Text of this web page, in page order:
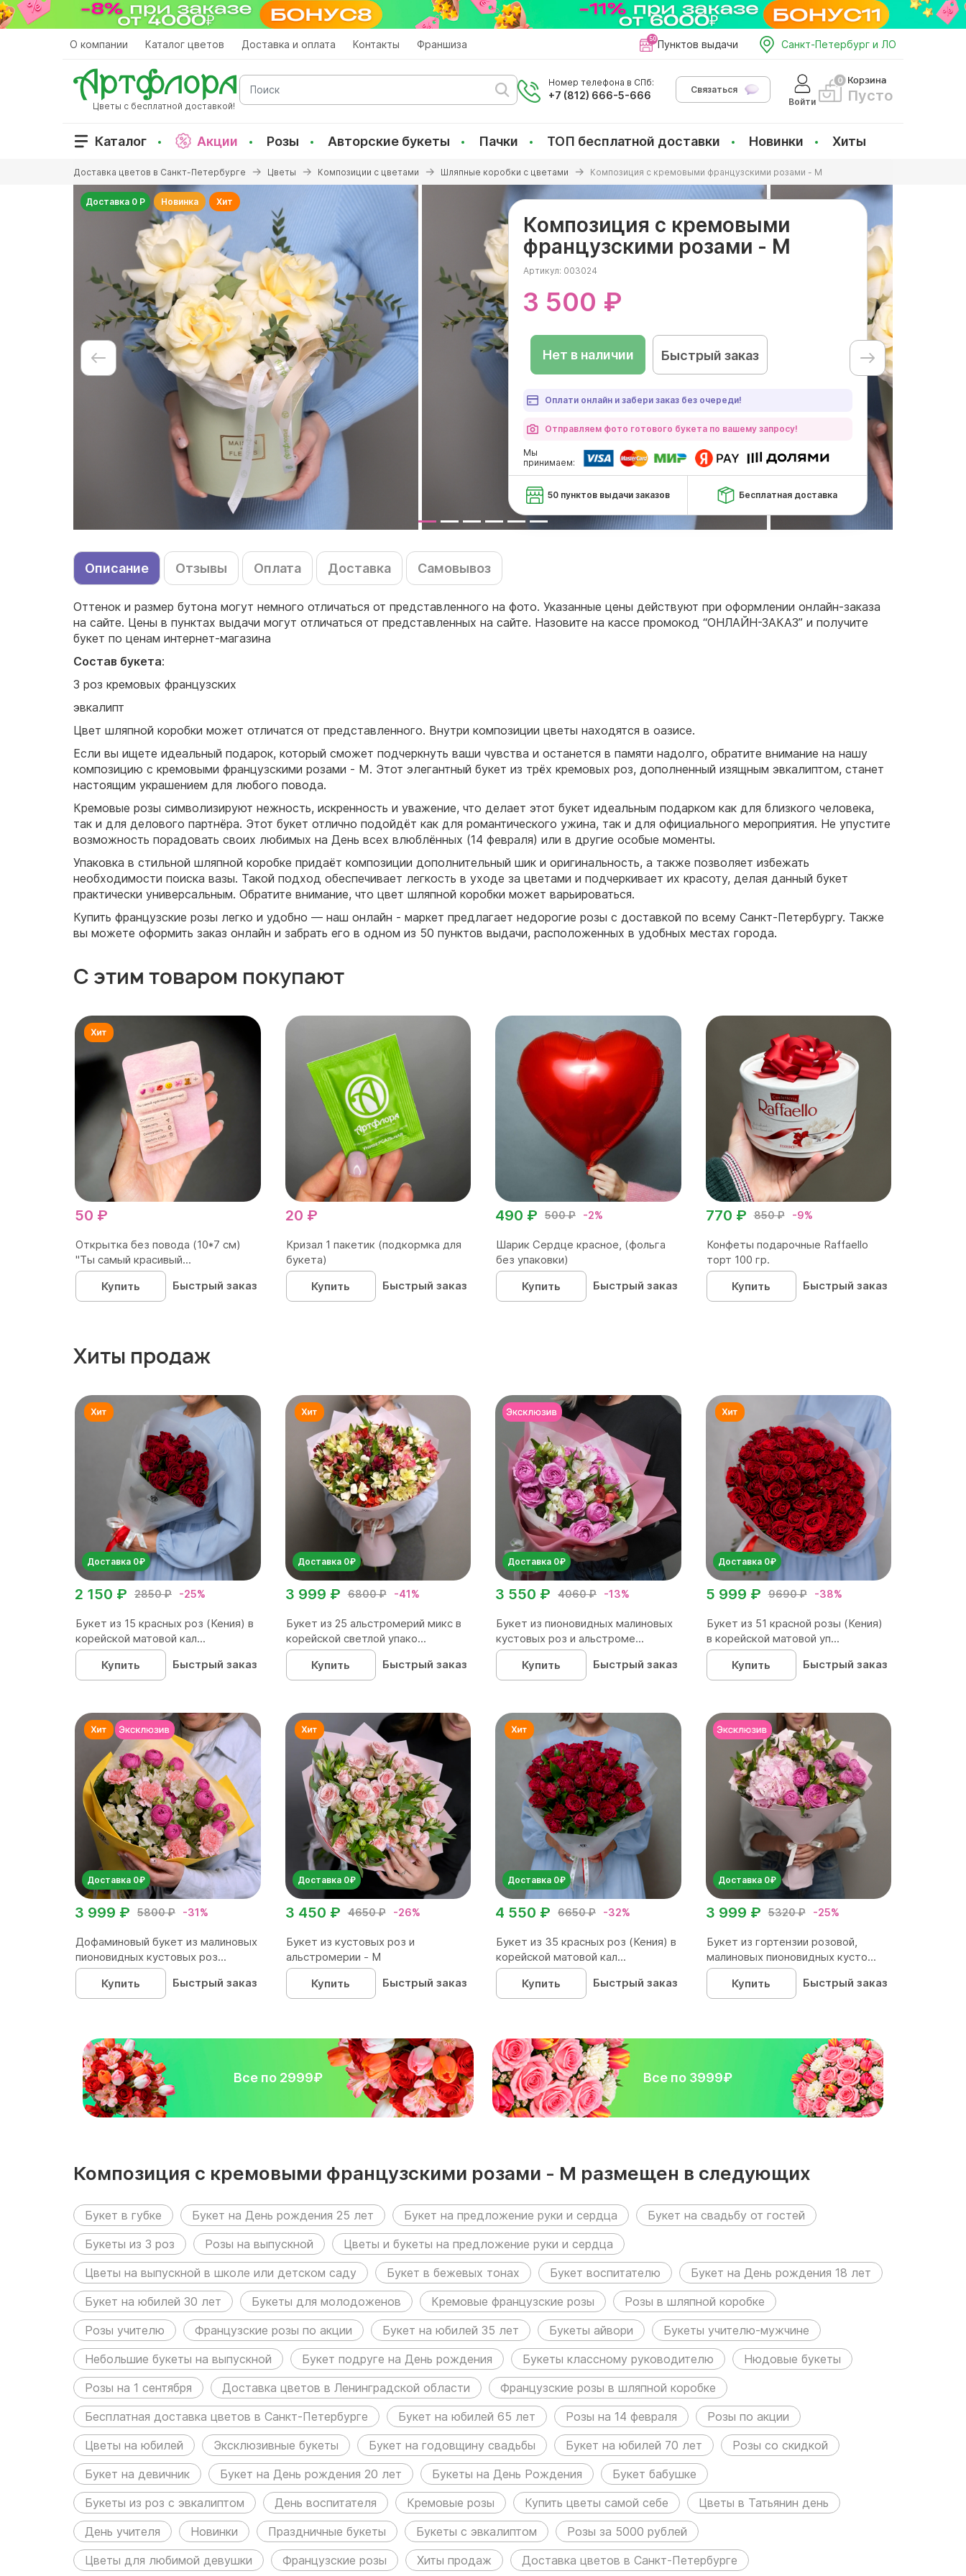
Перейти
к
О компании Каталог цветов Доставка и оплата Контакты Франшиза Пунктов выдачи Санкт-Петербург и ЛО
Цветы с бесплатной доставкой!
Поиск
Номер телефона в СПб:
+7 (812) 666-5-666
Связаться
Войти
Корзина
Пусто
Каталог Акции Розы Авторские букеты Пачки ТОП бесплатной доставки Новинки Хиты
здесь
Доставка цветов в Санкт-Петербурге Цветы Композиции с цветами Шляпные коробки с цветами Композиция с кремовыми французскими розами - M
Доставка 0 Р Новинка Хит
Композиция с кремовыми
французскими розами - M
Артикул: 003024
3 500 ₽
Нет в наличии Быстрый заказ
Оплати онлайн и забери заказ без очереди!
Отправляем фото готового букета по вашему запросу!
Мы
принимаем:
50 пунктов выдачи заказов Бесплатная доставка
Описание Отзывы Оплата Доставка Самовывоз
Оттенок и размер бутона могут немного отличаться от представленного на фото. Указанные цены действуют при оформлении онлайн-заказа
на сайте. Цены в пунктах выдачи могут отличаться от представленных на сайте. Назовите на кассе промокод “ОНЛАЙН-ЗАКАЗ” и получите
букет по ценам интернет-магазина
Состав букета:
3 роз кремовых французских
эвкалипт
Цвет шляпной коробки может отличатся от представленного. Внутри композиции цветы находятся в оазисе.
Если вы ищете идеальный подарок, который сможет подчеркнуть ваши чувства и останется в памяти надолго, обратите внимание на нашу
композицию с кремовыми французскими розами - M. Этот элегантный букет из трёх кремовых роз, дополненный изящным эвкалиптом, станет
настоящим украшением для любого повода.
Кремовые розы символизируют нежность, искренность и уважение, что делает этот букет идеальным подарком как для близкого человека,
так и для делового партнёра. Этот букет отлично подойдёт как для романтического ужина, так и для официального мероприятия. Не упустите
возможность порадовать своих любимых на День всех влюблённых (14 февраля) или в другие особые моменты.
Упаковка в стильной шляпной коробке придаёт композиции дополнительный шик и оригинальность, а также позволяет избежать
необходимости поиска вазы. Такой подход обеспечивает легкость в уходе за цветами и подчеркивает их красоту, делая данный букет
практически универсальным. Обратите внимание, что цвет шляпной коробки может варьироваться.
Купить французские розы легко и удобно — наш онлайн - маркет предлагает недорогие розы с доставкой по всему Санкт-Петербургу. Также
вы можете оформить заказ онлайн и забрать его в одном из 50 пунктов выдачи, расположенных в удобных местах города.
С этим товаром покупают
50 ₽
Открытка без повода (10*7 см)
"Ты самый красивый...
Купить
Быстрый заказ
20 ₽
Кризал 1 пакетик (подкормка для
букета)
Купить
Быстрый заказ
500 ₽ -2%
490 ₽
Шарик Сердце красное, (фольга
без упаковки)
Купить
Быстрый заказ
850 ₽ -9%
770 ₽
Конфеты подарочные Raffaello
торт 100 гр.
Купить
Быстрый заказ
Хиты продаж
Доставка 0₽
2850 ₽ -25%
2 150 ₽
Букет из 15 красных роз (Кения) в
корейской матовой кал...
Купить
Быстрый заказ
Доставка 0₽
6800 ₽ -41%
3 999 ₽
Букет из 25 альстромерий микс в
корейской светлой упако...
Купить
Быстрый заказ
Доставка 0₽
4060 ₽ -13%
3 550 ₽
Букет из пионовидных малиновых
кустовых роз и альстроме...
Купить
Быстрый заказ
Доставка 0₽
9690 ₽ -38%
5 999 ₽
Букет из 51 красной розы (Кения)
в корейской матовой уп...
Купить
Быстрый заказ
Доставка 0₽
5800 ₽ -31%
3 999 ₽
Дофаминовый букет из малиновых
пионовидных кустовых роз...
Купить
Быстрый заказ
Доставка 0₽
4650 ₽ -26%
3 450 ₽
Букет из кустовых роз и
альстромерии - М
Купить
Быстрый заказ
Доставка 0₽
6650 ₽ -32%
4 550 ₽
Букет из 35 красных роз (Кения) в
корейской матовой кал...
Купить
Быстрый заказ
Доставка 0₽
5320 ₽ -25%
3 999 ₽
Букет из гортензии розовой,
малиновых пионовидных кусто...
Купить
Быстрый заказ
Все по 2999₽ Все по 3999₽
Композиция с кремовыми французскими розами - M размещен в следующих
разделах:
Букет в губке Букет на День рождения 25 лет Букет на предложение руки и сердца
Букет на свадьбу от гостей
Букеты из 3 роз
Розы на выпускной
Цветы и букеты на предложение руки и сердца
Цветы на выпускной в школе или детском саду
Букет в бежевых тонах Букет воспитателю
Букет на День рождения 18 лет
Букет на юбилей 30 лет
Букеты для молодоженов Кремовые французские розы
Розы в шляпной коробке
Розы учителю
Французские розы по акции Букет на юбилей 35 лет Букеты айвори
Букеты учителю-мужчине
Небольшие букеты на выпускной
Букет подруге на День рождения Букеты классному руководителю
Нюдовые букеты
Розы на 1 сентября
Доставка цветов в Ленинградской области
Французские розы в шляпной коробке
Бесплатная доставка цветов в Санкт-Петербурге
Букет на юбилей 65 лет Розы на 14 февраля
Розы по акции
Цветы на юбилей
Эксклюзивные букеты Букет на годовщину свадьбы Букет на юбилей 70 лет
Розы со скидкой
Букет на девичник
Букет на День рождения 20 лет Букеты на День Рождения
Букет бабушке
Букеты из роз с эвкалиптом
День воспитателя Кремовые розы Купить цветы самой себе
Цветы в Татьянин день
День учителя
Новинки Праздничные букеты Букеты с эвкалиптом
Розы за 5000 рублей
Цветы для любимой девушки
Французские розы Хиты продаж Доставка цветов в Санкт-Петербурге